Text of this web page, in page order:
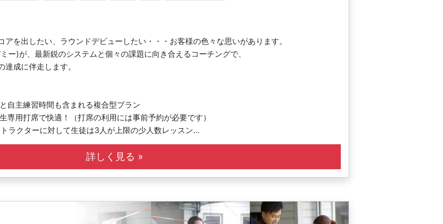
を出したい、ラウンドデビューしたい・・・お客様の色々な思いがあります。
)が、最新鋭のシステムと個々の課題に向き合えるコーチングで、
成に伴走します。
自主練習時間も含まれる複合型プラン
用打席で快適！（打席の利用には事前予約が必要です）
ラクターに対して生徒は3人が上限の少人数レッスン
スン時間は異なります。
アプリを使用し、コマの空き状況をスマホで確認、そのまま予約ができます
詳しく見る »